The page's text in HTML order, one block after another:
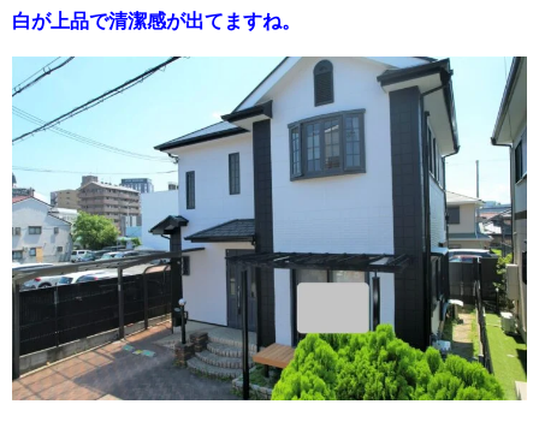
白が上品で清潔感が出てますね。